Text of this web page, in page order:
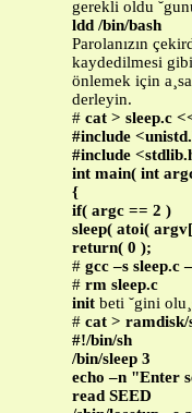
gerekli oldu
ldd /bin/bash
Parolanızın
kaydedilmesi gibi)
önlemek için
derleyin.
# cat > sleep.c
#include
#include
int main( int
{
if( argc == 2 )
sleep( atoi(
return( 0 );
# gcc –s sleep.c
# rm sleep.c
init beti ˘gini
# cat >
#!/bin/sh
/bin/sleep 3
echo –n "Enter
read SEED